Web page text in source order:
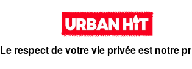
Le respect de votre vie privée est notre